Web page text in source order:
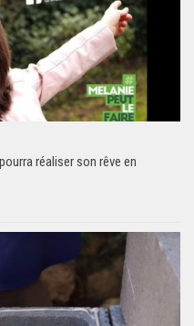
réaliser son rêve en